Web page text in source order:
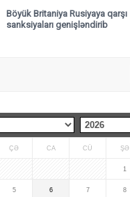
Böyük Britaniya Rusiyaya qarşı
sanksiyaları genişləndirib
ÇƏ CA CÜ ŞƏ
1
5 6 7 8